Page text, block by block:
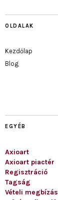
OLDALAK
Kezdőlap
Blog
EGYÉB
Axioart
Axioart piactér
Regisztráció
Tagság
Vételi megbízás